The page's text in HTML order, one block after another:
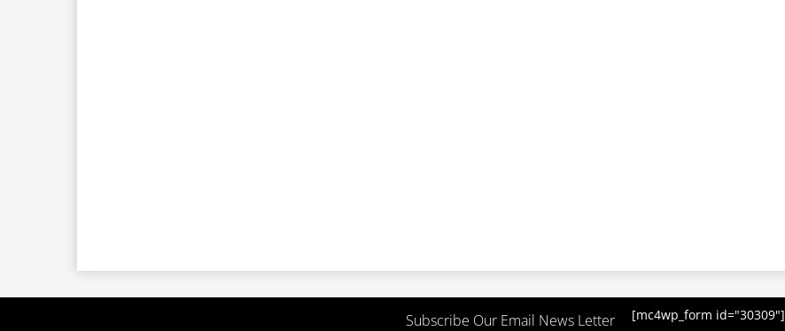
Subscribe Our Email News Letter [mc4wp_form id="30309"]